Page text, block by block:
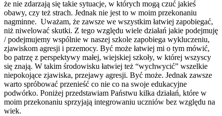
że nie zdarzają się takie sytuacje, w których mogą czuć jakieś
obawy, czy też strach. Jednak nie jest to w moim przekonaniu
nagminne. Uważam, że zawsze we wszystkim łatwiej zapobiegać,
niż niwelować skutki. Z tego względu wiele działań jakie podejmuję
/ podejmujemy wspólnie w naszej szkole zapobiega wykluczeniu,
zjawiskom agresji i przemocy. Być może łatwiej mi o tym mówić,
bo patrzę z perspektywy małej, wiejskiej szkoły, w której wszyscy
się znają. W takim środowisku łatwiej też “wychwycić” wszelkie
niepokojące zjawiska, przejawy agresji. Być może. Jednak zawsze
warto spróbować przenieść co nie co na swoje edukacyjne
podwórko. Poniżej przedstawiam Państwu kilka działań, które w
moim przekonaniu sprzyjają integrowaniu uczniów bez względu na
wiek.